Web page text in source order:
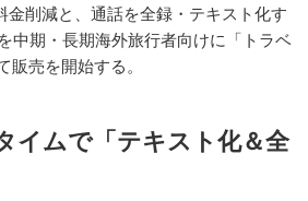
金削減と、通話を全録・テキスト化す
中期・長期海外旅行者向けに「トラベ
売を開始する。
イムで「テキスト化＆全